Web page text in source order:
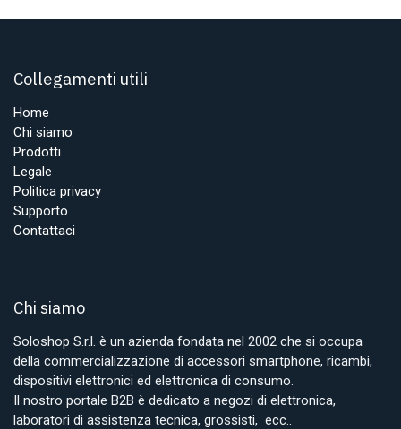
Collegamenti utili
Home
Chi siamo
Prodotti
Legale
Politica privacy
Supporto
Contattaci
Chi siamo
Soloshop S.r.l. è un azienda fondata nel 2002 che si occupa
della commercializzazione di accessori smartphone, ricambi,
dispositivi elettronici ed elettronica di consumo.
Il nostro portale B2B è dedicato a negozi di elettronica,
laboratori di assistenza tecnica, grossisti, ecc..